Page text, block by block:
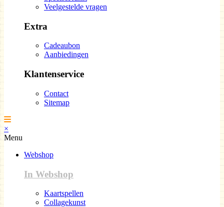
Veelgestelde vragen
Extra
Cadeaubon
Aanbiedingen
Klantenservice
Contact
Sitemap
×
Menu
Webshop
In Webshop
Kaartspellen
Collagekunst